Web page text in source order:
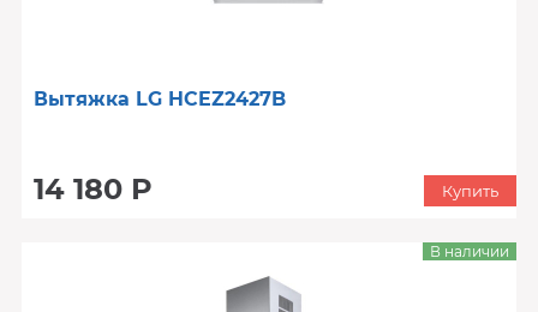
Вытяжка LG HCEZ2427B
14 180 Р Купить
В наличии